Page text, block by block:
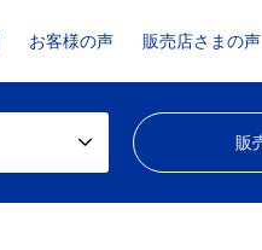
お客様の声 販売店さまの声